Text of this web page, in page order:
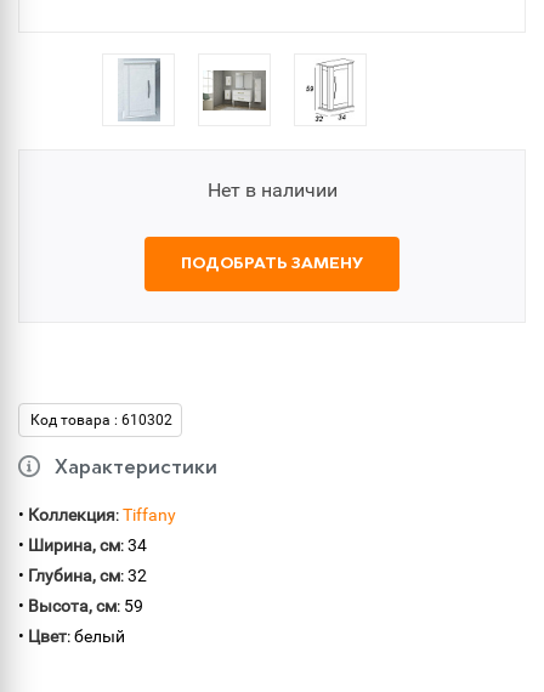
Нет в наличии
ПОДОБРАТЬ ЗАМЕНУ
Код товара : 610302
Характеристики
• Коллекция:Tiffany
• Ширина, см: 34
• Глубина, см: 32
• Высота, см: 59
• Цвет: белый